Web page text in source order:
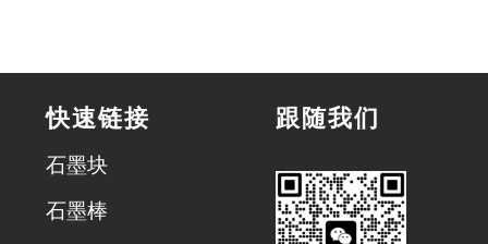
快速链接
石墨块
石墨棒
跟随我们